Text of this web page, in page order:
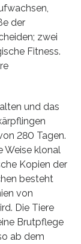
der
zwei
Fitness.
und das
280 Tagen.
Weise klonal
Kopien der
besteht
von
Die Tiere
Brutpflege
ab dem